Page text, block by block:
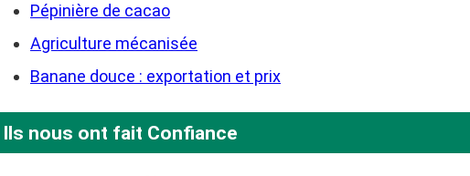
Pépinière de cacao
Agriculture mécanisée
Banane douce : exportation et prix
Ils nous ont fait Confiance